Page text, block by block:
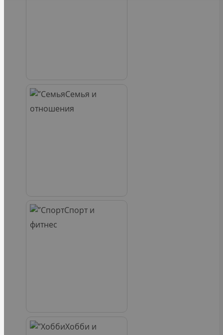
Семья и
отношения
Спорт и
фитнес
Хобби и